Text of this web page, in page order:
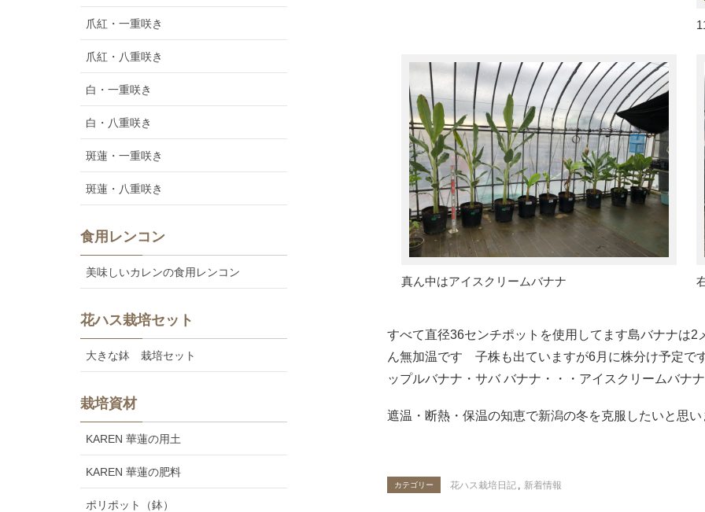
真ん中はアイスクリームバナナ
すべて直径36センチポットを使用してます島バナナは
ん無加温です 子株も出ていますが6月に株分け予定
ップルバナナ・サバ バナナ・・・アイスクリームバナ
遮温・断熱・保温の知恵で新潟の冬を克服したいと思い
カテゴリー 花ハス栽培日記 新着情報
爪紅・一重咲き
爪紅・八重咲き
白・一重咲き
白・八重咲き
斑蓮・一重咲き
斑蓮・八重咲き
食用レンコン
美味しいカレンの食用レンコン
花ハス栽培セット
大きな鉢 栽培セット
栽培資材
KAREN 華蓮の用土
KAREN 華蓮の肥料
ポリポット（鉢）